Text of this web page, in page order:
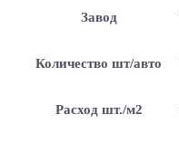
Завод
Количество шт/авто
Расход шт./м2